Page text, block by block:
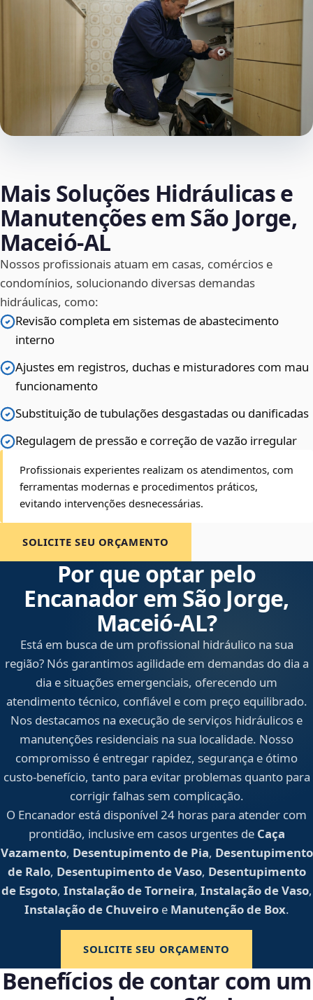
Mais Soluções Hidráulicas e
Manutenções em São Jorge,
Maceió‑AL
Nossos profissionais atuam em casas, comércios e
condomínios, solucionando diversas demandas
hidráulicas, como:
Revisão completa em sistemas de abastecimento
interno
Ajustes em registros, duchas e misturadores com mau
funcionamento
Substituição de tubulações desgastadas ou danificadas
Regulagem de pressão e correção de vazão irregular
Profissionais experientes realizam os atendimentos, com
ferramentas modernas e procedimentos práticos,
evitando intervenções desnecessárias.
SOLICITE SEU ORÇAMENTO
Por que optar pelo
Encanador em São Jorge,
Maceió‑AL?
Está em busca de um profissional hidráulico na sua
região? Nós garantimos agilidade em demandas do dia a
dia e situações emergenciais, oferecendo um
atendimento técnico, confiável e com preço equilibrado.
Nos destacamos na execução de serviços hidráulicos e
manutenções residenciais na sua localidade. Nosso
compromisso é entregar rapidez, segurança e ótimo
custo-benefício, tanto para evitar problemas quanto para
corrigir falhas sem complicação.
O Encanador está disponível 24 horas para atender com
prontidão, inclusive em casos urgentes de Caça
Vazamento, Desentupimento de Pia, Desentupimento
de Ralo, Desentupimento de Vaso, Desentupimento
de Esgoto, Instalação de Torneira, Instalação de Vaso,
Instalação de Chuveiroe Manutenção de Box.
SOLICITE SEU ORÇAMENTO
Benefícios de contar com um